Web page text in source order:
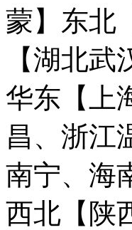
蒙】 东北
【湖北
华东【上
昌、浙江
南宁、海
西北【陕